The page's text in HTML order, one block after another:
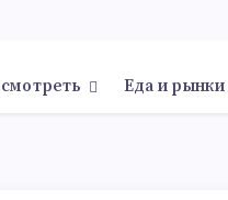
Еда и рынки